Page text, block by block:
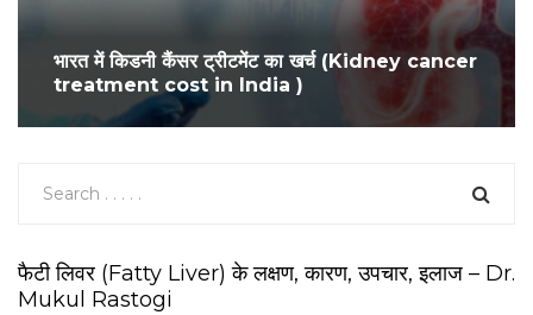
भारत में किडनी कैंसर ट्रीटमेंट का खर्च (Kidney cancer
treatment cost in India )
फैटी लिवर (Fatty Liver) के लक्षण, कारण, उपचार, इलाज – Dr.
Mukul Rastogi